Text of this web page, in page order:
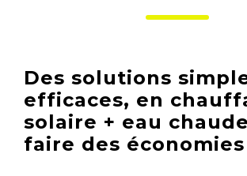
Des solutions
efficaces, en
solaire + eau
faire des économies